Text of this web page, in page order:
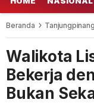
Beranda Tanjungpinang
Walikota
Bekerja
Bukan